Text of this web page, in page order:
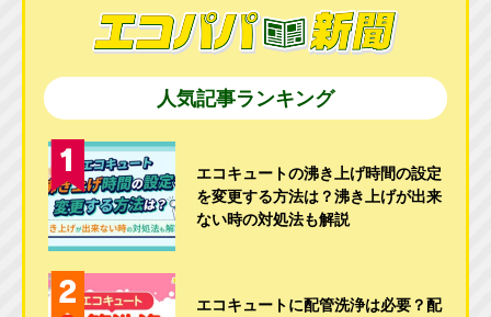
人気記事ランキング
エコキュートの沸き上げ時間の設定
を変更する方法は？沸き上げが出来
ない時の対処法も解説
エコキュートに配管洗浄は必要？配